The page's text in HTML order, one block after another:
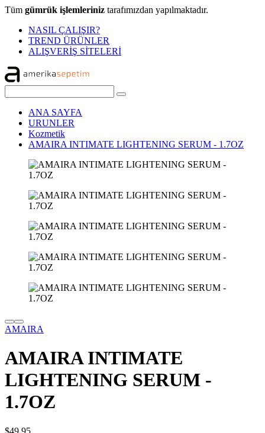
Tüm gümrük işlemleriniz tarafımızdan yapılmaktadır.
NASIL ÇALIŞIR?
TREND ÜRÜNLER
ALIŞVERİŞ SİTELERİ
ANA SAYFA
URUNLER
Kozmetik
AMAIRA INTIMATE LIGHTENING SERUM - 1.7OZ
AMAIRA
AMAIRA INTIMATE
LIGHTENING SERUM -
1.7OZ
$49,95